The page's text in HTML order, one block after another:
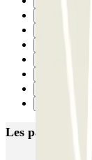
Les parkings